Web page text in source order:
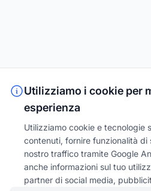
Utilizziamo i cookie per
esperienza
Utilizziamo cookie e tecnologie
contenuti, fornire funzionalità di
nostro traffico tramite Google
anche informazioni sul tuo
partner di social media,